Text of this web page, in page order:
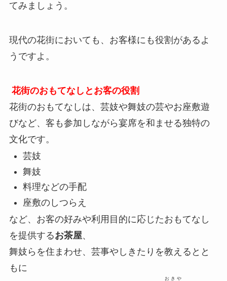
てみましょう。
現代の花街においても、お客様にも役割があるよ
うですよ。
花街のおもてなしとお客の役割
花街のおもてなしは、芸妓や舞妓の芸やお座敷遊
びなど、客も参加しながら宴席を和ませる独特の
文化です。
芸妓
舞妓
料理などの手配
座敷のしつらえ
など、お客の好みや利用目的に応じたおもてなし
を提供するお茶屋、
舞妓らを住まわせ、芸事やしきたりを教えるとと
もに
おきや